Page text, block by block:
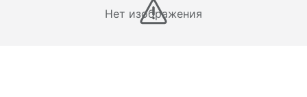
Нет изображения